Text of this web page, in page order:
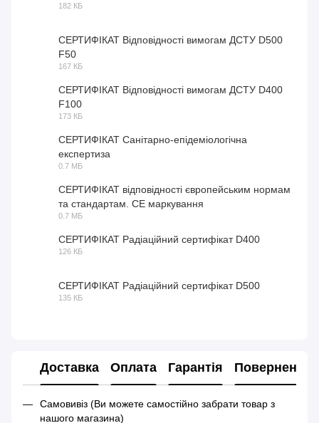
182 КБ
СЕРТИФІКАТ Відповідності вимогам ДСТУ D500
F50
167 КБ
СЕРТИФІКАТ Відповідності вимогам ДСТУ D400
F100
173 КБ
СЕРТИФІКАТ Санітарно-епідеміологічна
експертиза
0.7 МБ
СЕРТИФІКАТ відповідності європейським нормам
та стандартам. СЕ маркування
0.7 МБ
СЕРТИФІКАТ Радіаційний сертифікат D400
126 КБ
СЕРТИФІКАТ Радіаційний сертифікат D500
135 КБ
Доставка Оплата Гарантія Повернення
Самовивіз (Ви можете самостійно забрати товар з
нашого магазина)